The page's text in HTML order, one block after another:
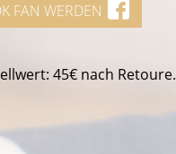
FAN WERDEN
45€ nach Retoure.